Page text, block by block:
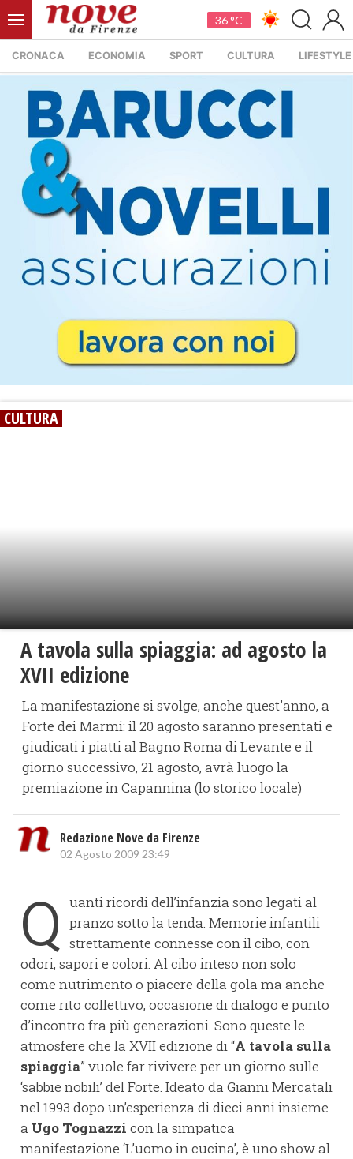
36 °C
CRONACA ECONOMIA SPORT CULTURA LIFESTYLE
CULTURA
A tavola sulla spiaggia: ad agosto la
XVII edizione
La manifestazione si svolge, anche quest'anno, a
Forte dei Marmi: il 20 agosto saranno presentati e
giudicati i piatti al Bagno Roma di Levante e il
giorno successivo, 21 agosto, avrà luogo la
premiazione in Capannina (lo storico locale)
Redazione Nove da Firenze
02 Agosto 2009 23:49
Q
uanti ricordi dell’infanzia sono legati al
pranzo sotto la tenda. Memorie infantili
strettamente connesse con il cibo, con
odori, sapori e colori. Al cibo inteso non solo
come nutrimento o piacere della gola ma anche
come rito collettivo, occasione di dialogo e punto
d’incontro fra più generazioni. Sono queste le
atmosfere che la XVII edizione di “A tavola sulla
spiaggia” vuole far rivivere per un giorno sulle
‘sabbie nobili’ del Forte. Ideato da Gianni Mercatali
nel 1993 dopo un’esperienza di dieci anni insieme
a Ugo Tognazzi con la simpatica
manifestazione ‘L’uomo in cucina’, è uno show al